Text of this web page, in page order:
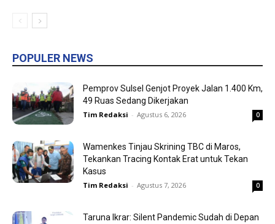
POPULER NEWS
Pemprov Sulsel Genjot Proyek Jalan 1.400 Km,
49 Ruas Sedang Dikerjakan
Tim Redaksi - Agustus 6, 2026 0
Wamenkes Tinjau Skrining TBC di Maros,
Tekankan Tracing Kontak Erat untuk Tekan
Kasus
Tim Redaksi - Agustus 7, 2026 0
Taruna Ikrar: Silent Pandemic Sudah di Depan